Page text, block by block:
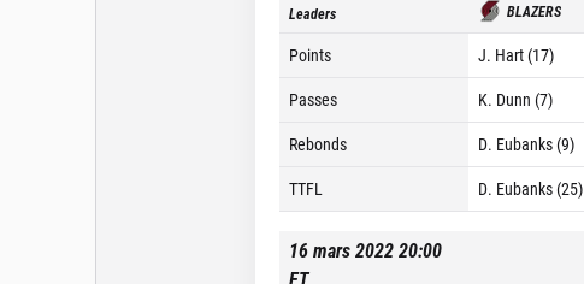
Leaders BLAZERS
Points J. Hart (17)
Passes
K. Dunn (7)
Rebonds
D. Eubanks (9)
TTFL
D. Eubanks (25)
16 mars 2022 20:00
ET